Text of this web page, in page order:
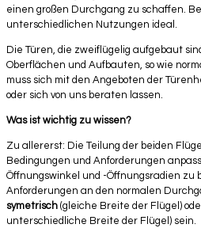
einen großen Durchgang zu schaffen.
unterschiedlichen Nutzungen ideal.
Die Türen, die zweiflügelig aufgebaut
Oberflächen und Aufbauten, so wie
muss sich mit den Angeboten der
oder sich von uns beraten lassen.
Was ist wichtig zu wissen?
Zu allererst: Die Teilung der beiden
Bedingungen und Anforderungen
Öffnungswinkel und -Öffnungsradien
Anforderungen an den normalen
symetrisch (gleiche Breite der Flügel)
unterschiedliche Breite der Flügel) sein.